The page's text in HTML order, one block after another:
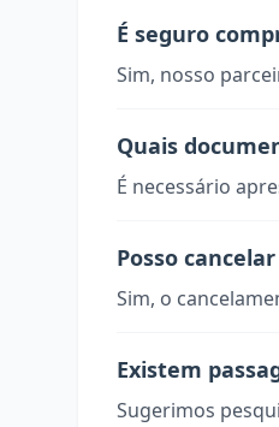
É seguro
Sim, nosso
Quais
É necessário
Posso
Sim, o
Existem
Sugerimos